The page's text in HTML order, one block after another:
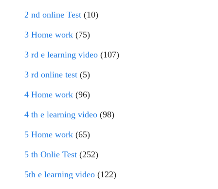
2 nd online Test (10)
3 Home work (75)
3 rd e learning video (107)
3 rd online test (5)
4 Home work (96)
4 th e learning video (98)
5 Home work (65)
5 th Onlie Test (252)
5th e learning video (122)